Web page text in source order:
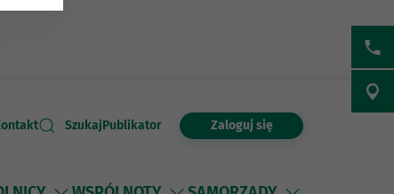
SzukajPublikator Zaloguj się